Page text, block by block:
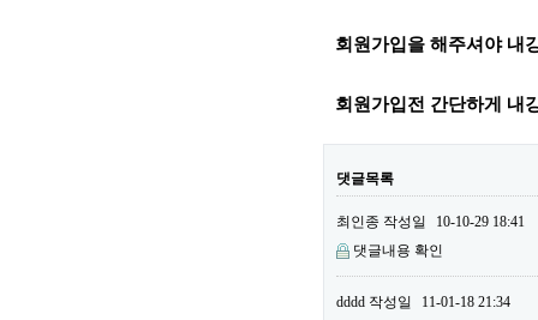
회원가입을 해주셔야 내
회원가입전 간단하게 내
댓글목록
최인종 작성일
10-10-29 18:41
댓글내용 확인
dddd 작성일
11-01-18 21:34